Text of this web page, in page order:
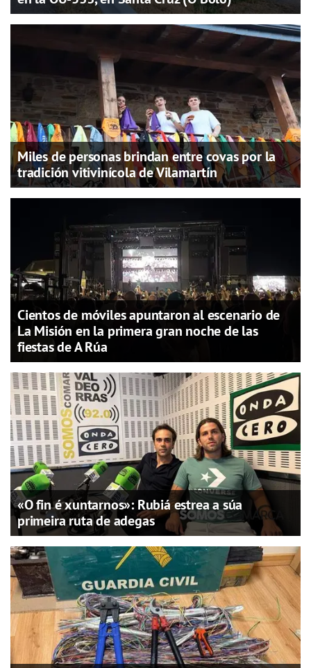
Miles de personas brindan entre covas por la
tradición vitivinícola de Vilamartín
Cientos de móviles apuntaron al escenario de
La Misión en la primera gran noche de las
fiestas de A Rúa
«O fin é xuntarnos»: Rubiá estrea a súa
primeira ruta de adegas